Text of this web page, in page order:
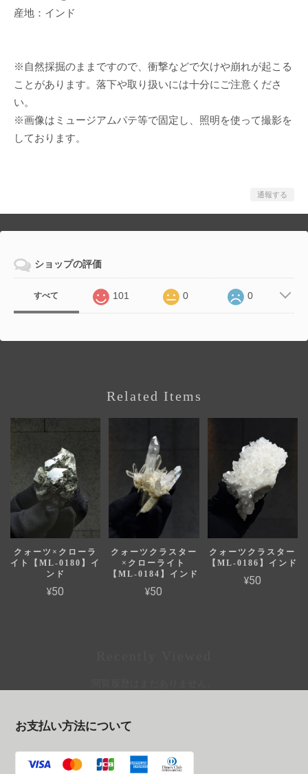
産地：インド
※自然採掘のままですので、衝撃などで欠けや崩れが起こる
ことがあります。落下や取り扱いには十分にご注意くださ
い。
※画像はミュージアムパテ等で固定し、照明を使って撮影を
しております。
通報する
ショップの評価
すべて 101 0 0
Related Items
クォーツ×クローラ
イト【ML-0180】イ
ンド
¥50
クォーツクラスター
×クローライト
【ML-0184】インド
¥50
クォーツクラスター
【ML-0186】インド
¥50
お支払い方法について